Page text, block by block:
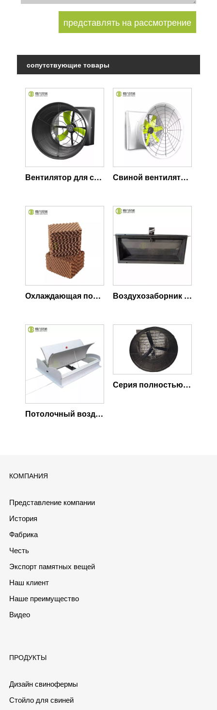
сопутствующие товары
Вентилятор для свиней с двигателем EC Свиной вентилятор с двигателем переменного тока
Охлаждающая подставка для свиньи Воздухозаборник свинофермы
Потолочный воздухозаборник свинофермы
Серия полностью пластиковых вентиляторов
КОМПАНИЯ
Представление компании
История
Фабрика
Честь
Экспорт памятных вещей
Наш клиент
Наше преимущество
Видео
ПРОДУКТЫ
Дизайн свинофермы
Стойло для свиней